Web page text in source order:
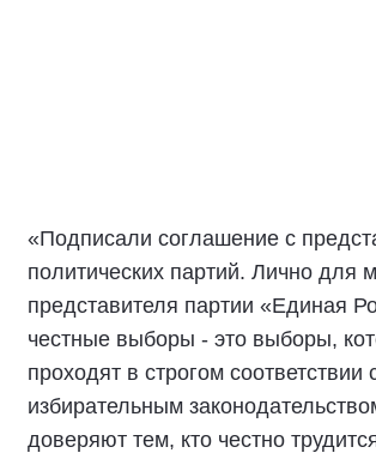
«Подписали соглашение с
политических партий. Лично для
представителя партии «Единая
честные выборы - это выборы,
проходят в строгом соответствии
избирательным
доверяют тем, кто честно